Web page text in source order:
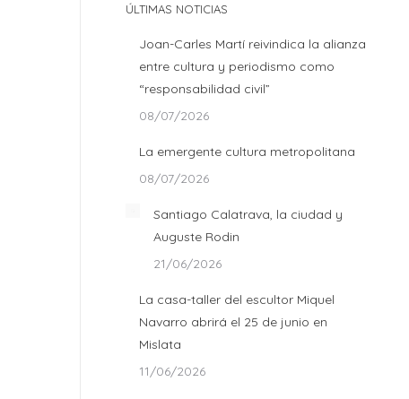
ÚLTIMAS NOTICIAS
Joan-Carles Martí reivindica la alianza
entre cultura y periodismo como
“responsabilidad civil”
08/07/2026
La emergente cultura metropolitana
08/07/2026
Santiago Calatrava, la ciudad y
Auguste Rodin
21/06/2026
La casa-taller del escultor Miquel
Navarro abrirá el 25 de junio en
Mislata
11/06/2026